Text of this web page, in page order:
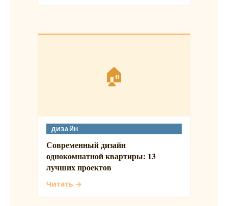
🏠
ДИЗАЙН
Современный дизайн
однокомнатной квартиры: 13
лучших проектов
Читать →